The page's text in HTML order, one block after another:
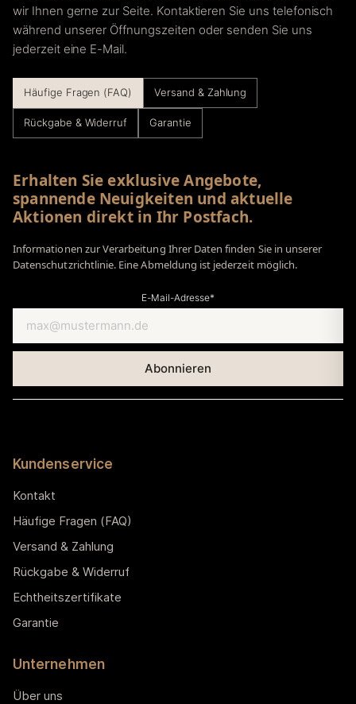
wir Ihnen gerne zur Seite. Kontaktieren Sie uns telefonisch
während unserer Öffnungszeiten oder senden Sie uns
jederzeit eine E-Mail.
Häufige Fragen (FAQ) Versand & Zahlung
Rückgabe & Widerruf Garantie
Erhalten Sie exklusive Angebote,
spannende Neuigkeiten und aktuelle
Aktionen direkt in Ihr Postfach.
Informationen zur Verarbeitung Ihrer Daten finden Sie in unserer
Datenschutzrichtlinie. Eine Abmeldung ist jederzeit möglich.
E-Mail-Adresse*
Kundenservice
Kontakt
Häufige Fragen (FAQ)
Versand & Zahlung
Rückgabe & Widerruf
Echtheitszertifikate
Garantie
Unternehmen
Über uns